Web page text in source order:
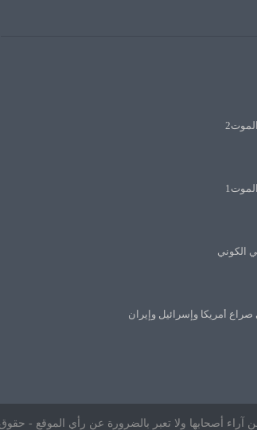
الكوني
صراع أمريكا وإسرائيل وإيران
عن آراء أصحابها ولا تعبر بالضرورة عن رأي الموقع -